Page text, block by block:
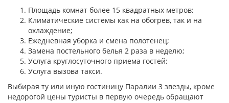
Площадь комнат более 15 квадратных метров;
Климатические системы как на обогрев, так и на
охлаждение;
Ежедневная уборка и смена полотенец;
Замена постельного белья 2 раза в неделю;
Услуга круглосуточного приема гостей;
Услуга вызова такси.
Выбирая ту или иную гостиницу Паралии 3 звезды, кроме
недорогой цены туристы в первую очередь обращают